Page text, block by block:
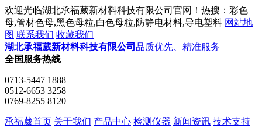
欢迎光临湖北承福葳新材料科技有限公司官网！热搜：彩色
母,管材色母,黑色母粒,白色母粒,防静电材料,导电塑料 网站地
图 联系我们 收藏我们
湖北承福葳新材料科技有限公司 品质优先、精准服务
全国服务热线
0713-5447 1888
0512-6653 3258
0769-8255 8120
承福葳首页 关于我们 产品中心 检测仪器 新闻资讯 技术支持